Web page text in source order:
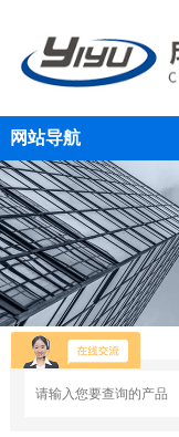
网站导航